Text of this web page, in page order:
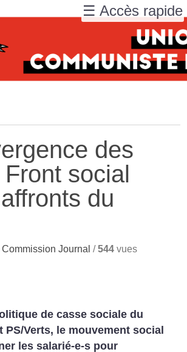
des
social
du
Commission Journal /544 vues
de casse sociale du
PS/Verts, le mouvement social
les salarié-e-s pour
☰ Accès rapide